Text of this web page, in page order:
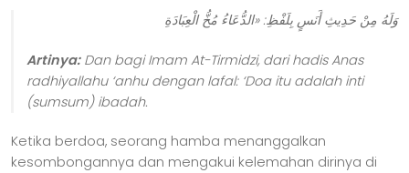
وَلَهُ مِنْ حَدِيثِ أَنَسٍ بِلَفْظِ: «الدُّعَاءُ مُخُّ الْعِبَادَةِ
Artinya: Dan bagi Imam At-Tirmidzi, dari hadis Anas
radhiyallahu ‘anhu dengan lafal: ‘Doa itu adalah inti
(sumsum) ibadah.
Ketika berdoa, seorang hamba menanggalkan
kesombongannya dan mengakui kelemahan dirinya di